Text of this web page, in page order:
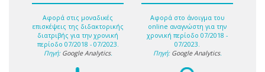
Αφορά στις μοναδικές
επισκέψεις της διδακτορικής
διατριβής για την χρονική
περίοδο 07/2018 - 07/2023.
Πηγή: Google Analytics.
Αφορά στο άνοιγμα του
online αναγνώστη για την
χρονική περίοδο 07/2018 -
07/2023.
Πηγή: Google Analytics.